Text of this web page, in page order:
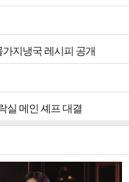
지냉국 레시피 공개
실 메인 셰프 대결